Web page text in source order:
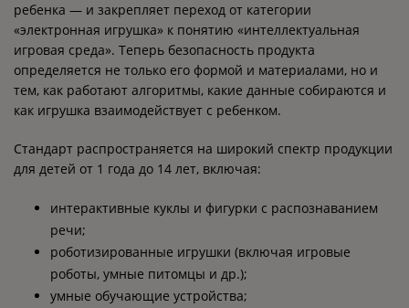
ребенка — и закрепляет переход от категории
«электронная игрушка» к понятию «интеллектуальная
игровая среда». Теперь безопасность продукта
определяется не только его формой и материалами, но и
тем, как работают алгоритмы, какие данные собираются и
как игрушка взаимодействует с ребенком.
Стандарт распространяется на широкий спектр продукции
для детей от 1 года до 14 лет, включая:
интерактивные куклы и фигурки с распознаванием
речи;
роботизированные игрушки (включая игровые
роботы, умные питомцы и др.);
умные обучающие устройства;